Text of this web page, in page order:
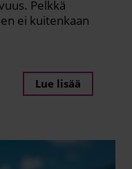
Pelkkä
ei kuitenkaan
Lue lisää